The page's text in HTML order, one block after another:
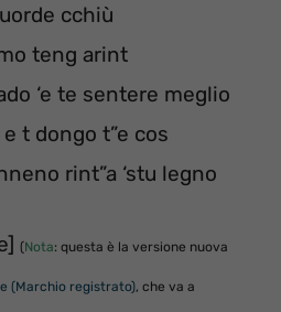
cchiù
teng arint
‘e te sentere meglio
t dongo t”e cos
rint”a ‘stu legno
(Nota: questa è la versione nuova
(Marchio registrato), che va a